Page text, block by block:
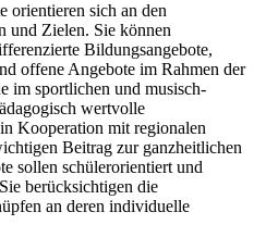
orientieren sich an den
und Zielen. Sie können
Bildungsangebote,
offene Angebote im Rahmen der
im sportlichen und musisch-
wertvolle
Kooperation mit regionalen
Beitrag zur ganzheitlichen
sollen schülerorientiert und
berücksichtigen die
an deren individuelle